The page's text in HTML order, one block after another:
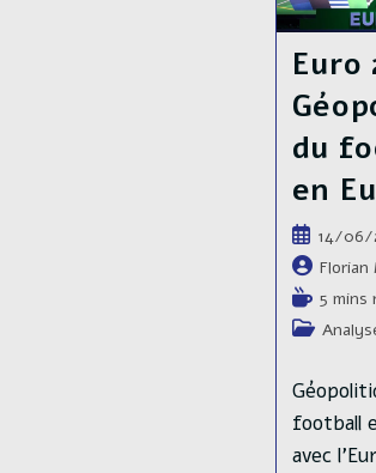
« Existentielle »
Euro
du
en
Publication
publiée :
14/06/
Auteur/
de
la
Temps
de
5 mins
Post
football
avec